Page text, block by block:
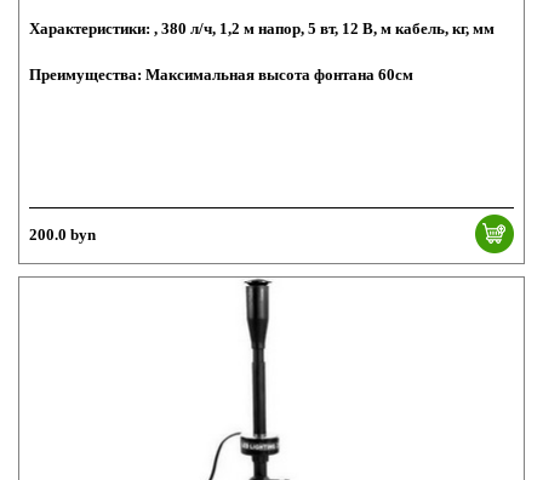
Характеристики: , 380 л/ч, 1,2 м напор, 5 вт, 12 В, м кабель, кг, мм
Преимущества: Максимальная высота фонтана 60см
200.0 byn